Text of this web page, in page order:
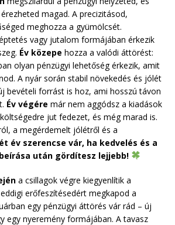
magad. A precizitásod,
meghozza a gyümölcsét.
vagy jutalom formájában érkezik
Év közepe hozza a valódi áttörést:
olyan pénzügyi lehetőség érkezik, amit
A nyár során stabil növekedés és jólét
bevételi forrást is hoz, ami hosszú távon
Év végére már nem aggódsz a kiadások
jut fedezet, és még marad is.
a megérdemelt jólétről és a
év szerencse vár, ha kedvelés és a
után gördítesz lejjebb!
a csillagok végre kiegyenlítik a
erőfeszítésedért megkapod a
egy pénzügyi áttörés vár rád – új
egy nyeremény formájában. A tavasz